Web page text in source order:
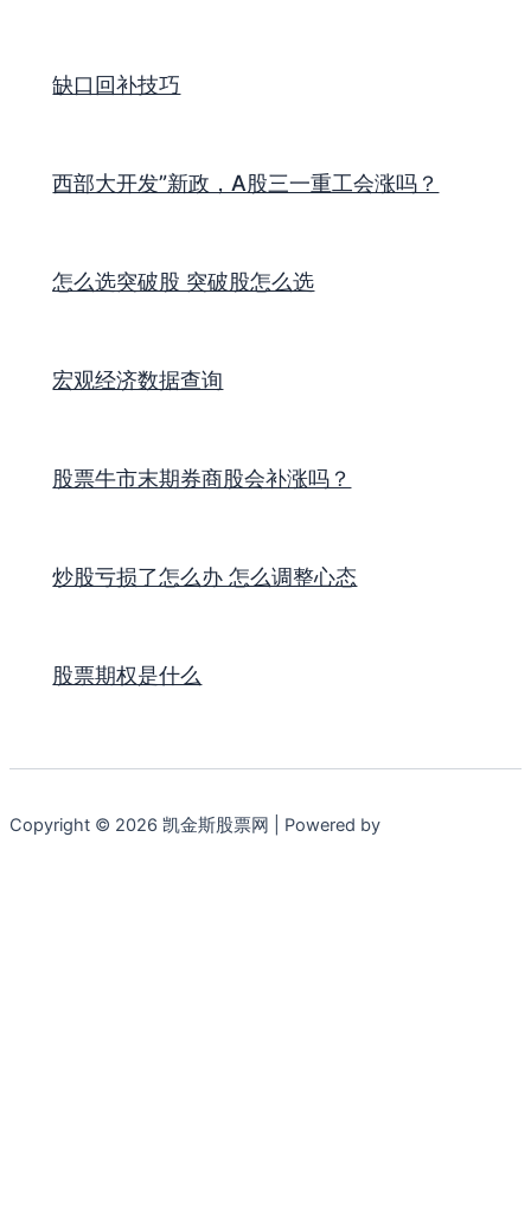
缺口回补技巧
西部大开发”新政，A股三一重工会涨吗？
怎么选突破股 突破股怎么选
宏观经济数据查询
股票牛市末期券商股会补涨吗？
炒股亏损了怎么办 怎么调整心态
股票期权是什么
Copyright © 2026 凯金斯股票网 | Powered by